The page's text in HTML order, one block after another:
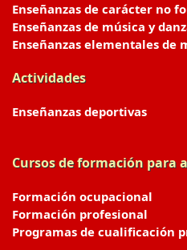
Enseñanzas de carácter no
Enseñanzas de música y
Enseñanzas elementales de
Actividades
Enseñanzas deportivas
Cursos de formación para
Formación ocupacional
Formación profesional
Programas de cualificación